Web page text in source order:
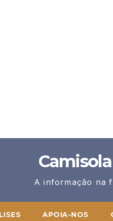
A informação na
APOIA-NOS